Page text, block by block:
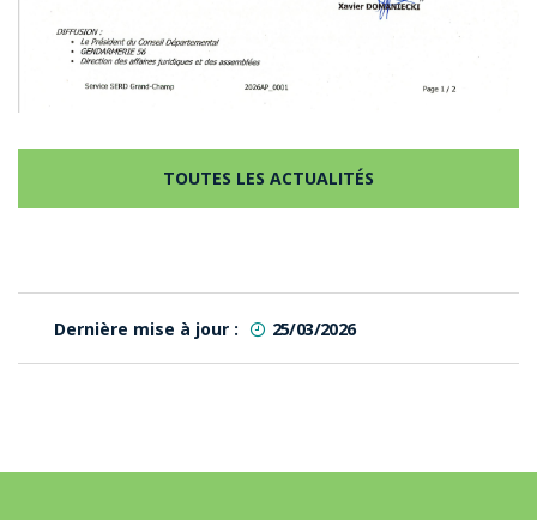
TOUTES LES ACTUALITÉS
Dernière mise à jour : 25/03/2026